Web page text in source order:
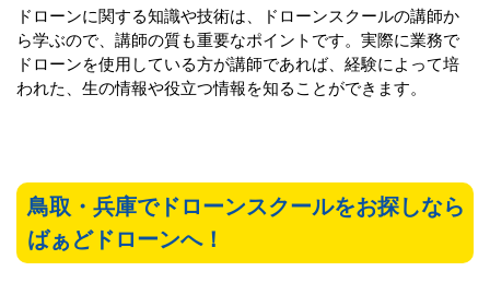
ドローンに関する知識や技術は、ドローンスクールの講師か
ら学ぶので、講師の質も重要なポイントです。実際に業務で
ドローンを使用している方が講師であれば、経験によって培
われた、生の情報や役立つ情報を知ることができます。
鳥取・兵庫でドローンスクールをお探しなら
ばぁどドローンへ！